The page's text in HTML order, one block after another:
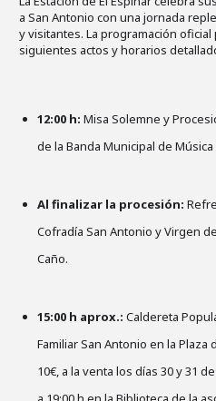
a San Antonio con una jornada
y visitantes. La programación
siguientes actos y horarios
12:00 h: Misa Solemne y
de la Banda Municipal de Música
Al finalizar la procesión:
Cofradía San Antonio y Virgen
Caño.
15:00 h aprox.: Caldereta
Familiar San Antonio en la
10€, a la venta los días 30 y 31